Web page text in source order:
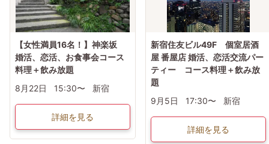
【女性満員16名！】神楽坂
婚活、恋活、お食事会コース
料理＋飲み放題
8月22日
15:30〜 新宿
詳細を見る
新宿住友ビル49F 個室居酒
屋 番屋店 婚活、恋活交流パー
ティー コース料理＋飲み放
題
9月5日
17:30〜 新宿
詳細を見る